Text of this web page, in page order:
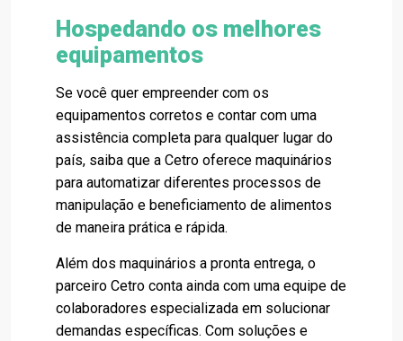
Hospedando os melhores
equipamentos
Se você quer empreender com os
equipamentos corretos e contar com uma
assistência completa para qualquer lugar do
país, saiba que a Cetro oferece maquinários
para automatizar diferentes processos de
manipulação e beneficiamento de alimentos
de maneira prática e rápida.
Além dos maquinários a pronta entrega, o
parceiro Cetro conta ainda com uma equipe de
colaboradores especializada em solucionar
demandas específicas. Com soluções e